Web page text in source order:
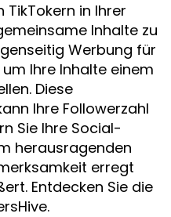
in Ihrer
Inhalte zu
Werbung für
Ihre Inhalte einem
Diese
Ihre Followerzahl
Sie Ihre Social-
herausragenden
erregt
Entdecken Sie die